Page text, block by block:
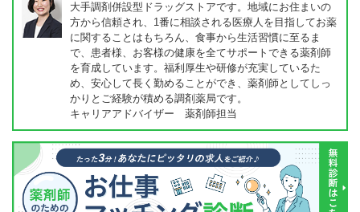
大手調剤併設型ドラッグストアです。地域にお住まいの
方から信頼され、1番に相談される医療人を目指してお薬
に関することはもちろん、食事から生活習慣に至るま
で、患者様、お客様の健康を全てサポートできる薬剤師
を育成しています。福利厚生や研修が充実しているた
め、安心して長く勤めることができ、薬剤師としてしっ
かりとご経験が積める調剤薬局です。
キャリアアドバイザー 薬剤師担当